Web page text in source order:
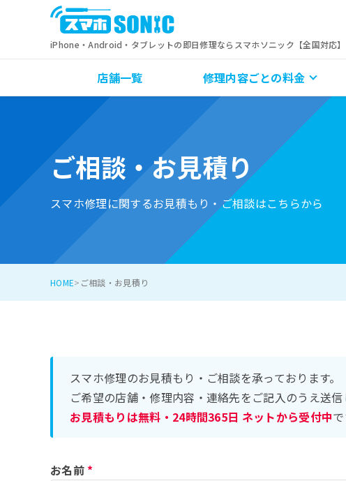
iPhone・Android・タブレットの即日修理ならスマホソニック【全国対応】
店舗一覧 修理内容ごとの料金
ご相談・お見積り
スマホ修理に関するお見積もり・ご相談はこちらから
HOME ご相談・お見積り
スマホ修理のお見積もり・ご相談を承っております。
ご希望の店舗・修理内容・連絡先をご記入のうえ送信
お見積もりは無料・24時間365日 ネットから受付中で
お名前 *